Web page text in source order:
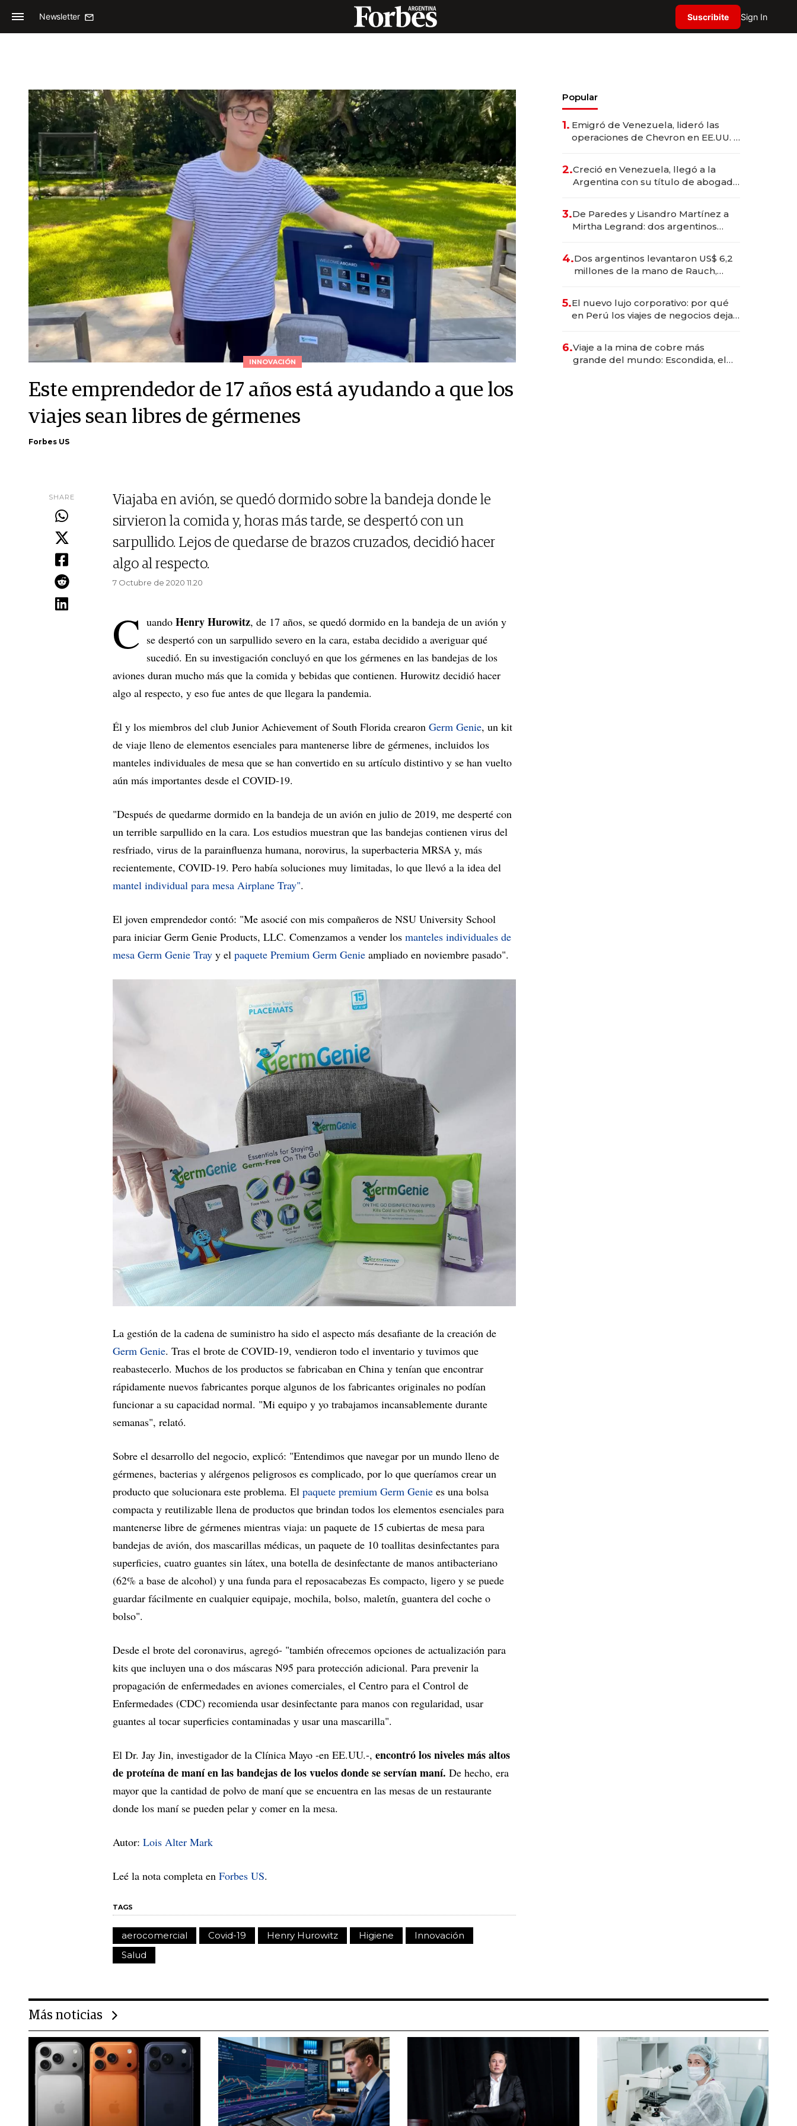
Newsletter Suscribite Sign In
INNOVACIÓN
Este emprendedor de 17 años está ayudando a que los
viajes sean libres de gérmenes
Forbes US
SHARE
Viajaba en avión, se quedó dormido sobre la bandeja donde le
sirvieron la comida y, horas más tarde, se despertó con un
sarpullido. Lejos de quedarse de brazos cruzados, decidió hacer
algo al respecto.
7 Octubre de 2020 11.20
C uando Henry Hurowitz, de 17 años, se quedó dormido en la bandeja de un avión y
se despertó con un sarpullido severo en la cara, estaba decidido a averiguar qué
sucedió. En su investigación concluyó en que los gérmenes en las bandejas de los
aviones duran mucho más que la comida y bebidas que contienen. Hurowitz decidió hacer
algo al respecto, y eso fue antes de que llegara la pandemia.
Él y los miembros del club Junior Achievement of South Florida crearon Germ Genie, un kit
de viaje lleno de elementos esenciales para mantenerse libre de gérmenes, incluidos los
manteles individuales de mesa que se han convertido en su artículo distintivo y se han vuelto
aún más importantes desde el COVID-19.
"Después de quedarme dormido en la bandeja de un avión en julio de 2019, me desperté con
un terrible sarpullido en la cara. Los estudios muestran que las bandejas contienen virus del
resfriado, virus de la parainfluenza humana, norovirus, la superbacteria MRSA y, más
recientemente, COVID-19. Pero había soluciones muy limitadas, lo que llevó a la idea del
mantel individual para mesa Airplane Tray".
El joven emprendedor contó: "Me asocié con mis compañeros de NSU University School
para iniciar Germ Genie Products, LLC. Comenzamos a vender los manteles individuales de
mesa Germ Genie Tray y el paquete Premium Germ Genie ampliado en noviembre pasado".
La gestión de la cadena de suministro ha sido el aspecto más desafiante de la creación de
Germ Genie. Tras el brote de COVID-19, vendieron todo el inventario y tuvimos que
reabastecerlo. Muchos de los productos se fabricaban en China y tenían que encontrar
rápidamente nuevos fabricantes porque algunos de los fabricantes originales no podían
funcionar a su capacidad normal. "Mi equipo y yo trabajamos incansablemente durante
semanas", relató.
Sobre el desarrollo del negocio, explicó: "Entendimos que navegar por un mundo lleno de
gérmenes, bacterias y alérgenos peligrosos es complicado, por lo que queríamos crear un
producto que solucionara este problema. El paquete premium Germ Genie es una bolsa
compacta y reutilizable llena de productos que brindan todos los elementos esenciales para
mantenerse libre de gérmenes mientras viaja: un paquete de 15 cubiertas de mesa para
bandejas de avión, dos mascarillas médicas, un paquete de 10 toallitas desinfectantes para
superficies, cuatro guantes sin látex, una botella de desinfectante de manos antibacteriano
(62% a base de alcohol) y una funda para el reposacabezas Es compacto, ligero y se puede
guardar fácilmente en cualquier equipaje, mochila, bolso, maletín, guantera del coche o
bolso".
Desde el brote del coronavirus, agregó- "también ofrecemos opciones de actualización para
kits que incluyen una o dos máscaras N95 para protección adicional. Para prevenir la
propagación de enfermedades en aviones comerciales, el Centro para el Control de
Enfermedades (CDC) recomienda usar desinfectante para manos con regularidad, usar
guantes al tocar superficies contaminadas y usar una mascarilla".
El Dr. Jay Jin, investigador de la Clínica Mayo -en EE.UU.-, encontró los niveles más altos
de proteína de maní en las bandejas de los vuelos donde se servían maní. De hecho, era
mayor que la cantidad de polvo de maní que se encuentra en las mesas de un restaurante
donde los maní se pueden pelar y comer en la mesa.
Autor: Lois Alter Mark
Leé la nota completa en Forbes US.
TAGS
aerocomercial Covid-19 Henry Hurowitz Higiene
Innovación
Salud
Popular
1. Emigró de Venezuela, lideró las
operaciones de Chevron en EE.UU. y
2.Creció en Venezuela, llegó a la
Argentina con su título de abogado
marcas "fast premium"
3.De Paredes y Lisandro Martínez a
Mirtha Legrand: dos argentinos
deportivo y el cuidado corporal
4.Dos argentinos levantaron US$ 6,2
millones de la mano de Rauch,
5.El nuevo lujo corporativo: por qué
en Perú los viajes de negocios dejan
6.Viaje a la mina de cobre más
grande del mundo: Escondida, el
Más noticias